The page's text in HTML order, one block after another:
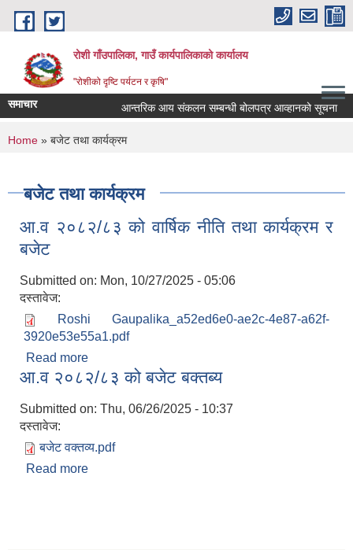
Skip to main content
रोशी गाँउपालिका, गाउँ कार्यपालिकाको कार्यालय
"रोशीको दृष्टि पर्यटन र कृषि"
समाचार आन्तरिक आय संकलन सम्बन्धी बोलपत्र आव्हानको सूचना
You are here
Home » बजेट तथा कार्यक्रम
बजेट तथा कार्यक्रम
आ.व २०८२/८३ को वार्षिक नीति तथा कार्यक्रम र
बजेट
Submitted on: Mon, 10/27/2025 - 05:06
दस्तावेज:
Roshi Gaupalika_a52ed6e0-ae2c-4e87-a62f-
3920e53e55a1.pdf
Read more
बजेट
आ.व २०८२/८३ को बजेट बक्तब्य
Submitted on: Thu, 06/26/2025 - 10:37
दस्तावेज:
बजेट वक्तव्य.pdf
Read more